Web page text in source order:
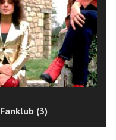
Fanklub (3)